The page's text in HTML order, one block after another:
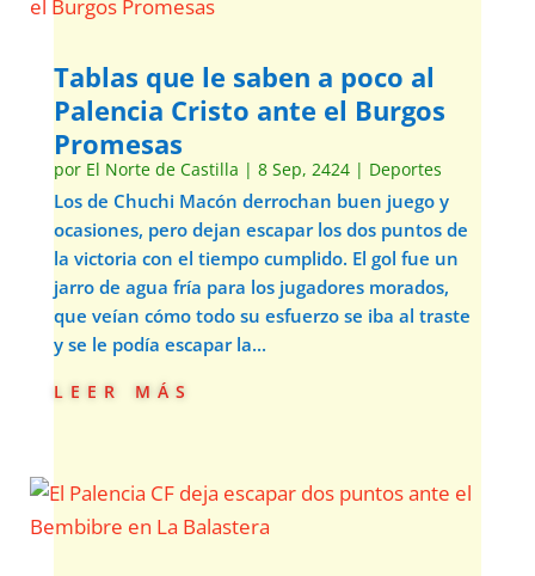
Tablas que le saben a poco al
Palencia Cristo ante el Burgos
Promesas
por El Norte de Castilla | 8 Sep, 2424| Deportes
Los de Chuchi Macón derrochan buen juego y
ocasiones, pero dejan escapar los dos puntos de
la victoria con el tiempo cumplido. El gol fue un
jarro de agua fría para los jugadores morados,
que veían cómo todo su esfuerzo se iba al traste
y se le podía escapar la...
leer más